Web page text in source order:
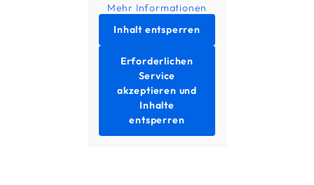
Mehr Informationen
Inhalt entsperren
Erforderlichen
Service
akzeptieren und
Inhalte
entsperren